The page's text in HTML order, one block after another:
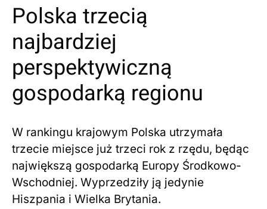
Polska trzecią
najbardziej
perspektywiczną
gospodarką regionu
W rankingu krajowym Polska utrzymała
trzecie miejsce już trzeci rok z rzędu, będąc
największą gospodarką Europy Środkowo-
Wschodniej. Wyprzedziły ją jedynie
Hiszpania i Wielka Brytania.